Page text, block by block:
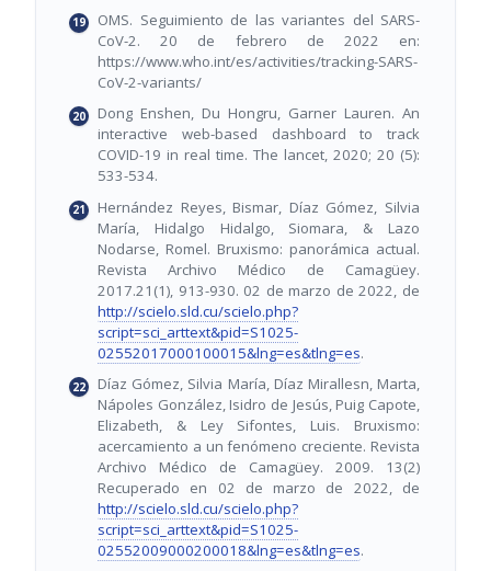
OMS. Seguimiento de las variantes del SARS-
CoV-2. 20 de febrero de 2022 en:
https://www.who.int/es/activities/tracking-SARS-
CoV-2-variants/
Dong Enshen, Du Hongru, Garner Lauren. An
interactive web-based dashboard to track
COVID-19 in real time. The lancet, 2020; 20 (5):
533-534.
Hernández Reyes, Bismar, Díaz Gómez, Silvia
María, Hidalgo Hidalgo, Siomara, & Lazo
Nodarse, Romel. Bruxismo: panorámica actual.
Revista Archivo Médico de Camagüey.
2017.21(1), 913-930. 02 de marzo de 2022, de
http://scielo.sld.cu/scielo.php?
script=sci_arttext&pid=S1025-
02552017000100015&lng=es&tlng=es.
Díaz Gómez, Silvia María, Díaz Mirallesn, Marta,
Nápoles González, Isidro de Jesús, Puig Capote,
Elizabeth, & Ley Sifontes, Luis. Bruxismo:
acercamiento a un fenómeno creciente. Revista
Archivo Médico de Camagüey. 2009. 13(2)
Recuperado en 02 de marzo de 2022, de
http://scielo.sld.cu/scielo.php?
script=sci_arttext&pid=S1025-
02552009000200018&lng=es&tlng=es.